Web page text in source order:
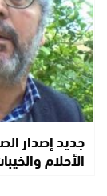
جديد إصدار
الأحلام